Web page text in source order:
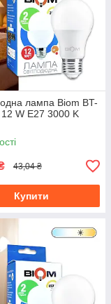
лампа Biom BT-
W E27 3000 K
43,04 ₴
Купити